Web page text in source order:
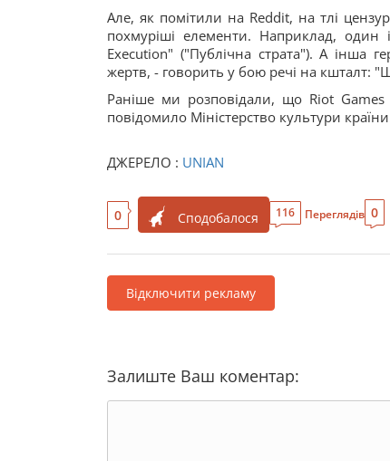
Але, як помітили на Reddit, на тлі
похмуріші елементи. Наприклад, один
Execution" ("Публічна страта"). А інша
жертв, - говорить у бою речі на кшталт:
Раніше ми розповідали, що Riot Games
повідомило Міністерство культури
ДЖЕРЕЛО : UNIAN
0 Сподобалося 116 Переглядів 0
Відключити рекламу
Залиште Ваш коментар: